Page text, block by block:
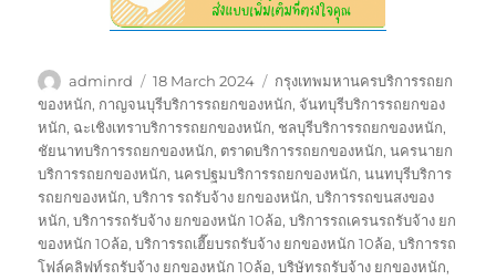
Author
adminrd
Posted
on
18 March 2024 Tags
กรุงเทพมหานครบริการรถยก
ของหนัก, กาญจนบุรีบริการรถยกของหนัก, จันทบุรีบริการรถยกของ
หนัก, ฉะเชิงเทราบริการรถยกของหนัก, ชลบุรีบริการรถยกของหนัก,
ชัยนาทบริการรถยกของหนัก, ตราดบริการรถยกของหนัก,นครนายก
บริการรถยกของหนัก,นครปฐมบริการรถยกของหนัก,นนทบุรีบริการ
รถยกของหนัก,บริการ รถรับจ้าง ยกของหนัก,บริการรถขนสงของ
หนัก,บริการรถรับจ้าง ยกของหนัก 10ล้อ,บริการรถเครนรถรับจ้าง ยก
ของหนัก 10ล้อ,บริการรถเฮี๊ยบรถรับจ้าง ยกของหนัก 10ล้อ,บริการรถ
โฟล์คลิฟท์รถรับจ้าง ยกของหนัก 10ล้อ,บริษัทรถรับจ้าง ยกของหนัก,